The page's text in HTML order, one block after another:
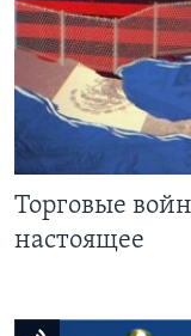
Торговые
настоящее